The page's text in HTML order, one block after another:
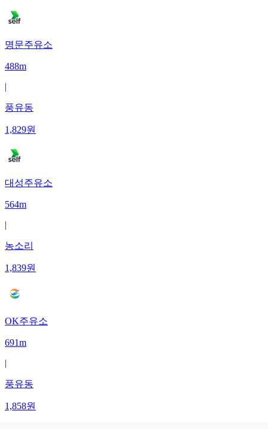
명문주유소
488m
|
풍유동
1,829원
대성주유소
564m
|
농소리
1,839원
OK주유소
691m
|
풍유동
1,858원